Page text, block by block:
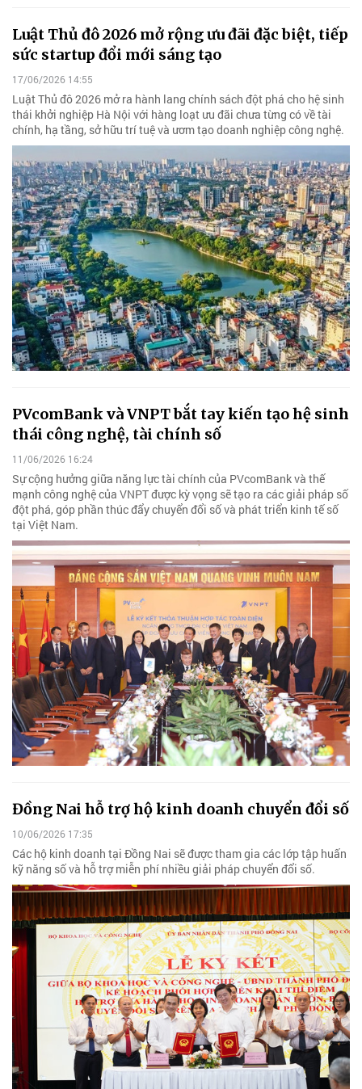
Luật Thủ đô 2026 mở rộng ưu đãi đặc biệt, tiếp
sức startup đổi mới sáng tạo
17/06/2026 14:55
Luật Thủ đô 2026 mở ra hành lang chính sách đột phá cho hệ sinh
thái khởi nghiệp Hà Nội với hàng loạt ưu đãi chưa từng có về tài
chính, hạ tầng, sở hữu trí tuệ và ươm tạo doanh nghiệp công nghệ.
PVcomBank và VNPT bắt tay kiến tạo hệ sinh
thái công nghệ, tài chính số
11/06/2026 16:24
Sự cộng hưởng giữa năng lực tài chính của PVcomBank và thế
mạnh công nghệ của VNPT được kỳ vọng sẽ tạo ra các giải pháp số
đột phá, góp phần thúc đẩy chuyển đổi số và phát triển kinh tế số
tại Việt Nam.
Đồng Nai hỗ trợ hộ kinh doanh chuyển đổi số
10/06/2026 17:35
Các hộ kinh doanh tại Đồng Nai sẽ được tham gia các lớp tập huấn
kỹ năng số và hỗ trợ miễn phí nhiều giải pháp chuyển đổi số.